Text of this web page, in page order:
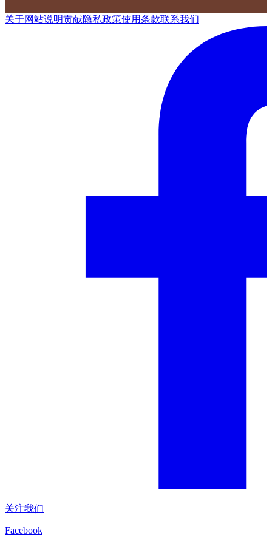
关于网站说明贡献隐私政策使用条款联系我们
关注我们
Facebook